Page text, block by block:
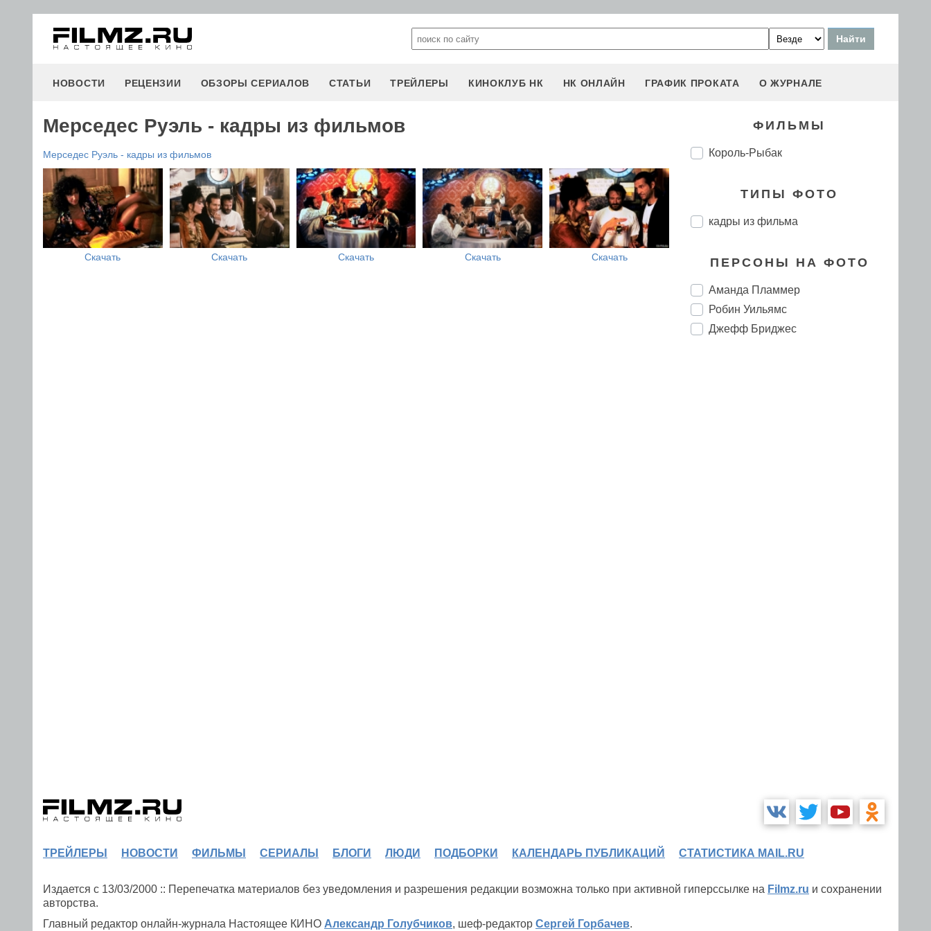
НОВОСТИ РЕЦЕНЗИИ ОБЗОРЫ СЕРИАЛОВ СТАТЬИ ТРЕЙЛЕРЫ КИНОКЛУБ НК НК ОНЛАЙН ГРАФИК ПРОКАТА О ЖУРНАЛЕ
Мерседес Руэль - кадры из фильмов
Мерседес Руэль - кадры из фильмов
Скачать Скачать Скачать Скачать Скачать
ФИЛЬМЫ
Король-Рыбак
ТИПЫ ФОТО
кадры из фильма
ПЕРСОНЫ НА ФОТО
Аманда Пламмер
Робин Уильямс
Джефф Бриджес
ТРЕЙЛЕРЫ НОВОСТИ ФИЛЬМЫ СЕРИАЛЫ БЛОГИ ЛЮДИ ПОДБОРКИ КАЛЕНДАРЬ ПУБЛИКАЦИЙ СТАТИСТИКА MAIL.RU
Издается с 13/03/2000 :: Перепечатка материалов без уведомления и разрешения редакции возможна только при активной гиперссылке на Filmz.ru и сохранении
авторства.
Главный редактор онлайн-журнала Настоящее КИНО Александр Голубчиков, шеф-редактор Сергей Горбачев.